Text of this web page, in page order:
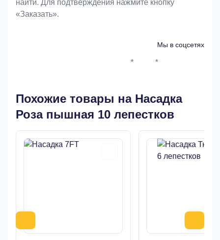
найти. Для подтверждения нажмите кнопку
«Заказать».
Мы в соцсетях
* *
Похожие товары на Насадка
Роза пышная 10 лепестков